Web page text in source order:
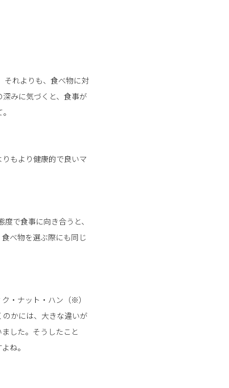
れよりも、食べ物に対
みに気づくと、食事が
もより健康的で良いマ
で食事に向き合うと、
べ物を選ぶ際にも同じ
・ナット・ハン（※）
かには、大きな違いが
した。そうしたこと
ね。